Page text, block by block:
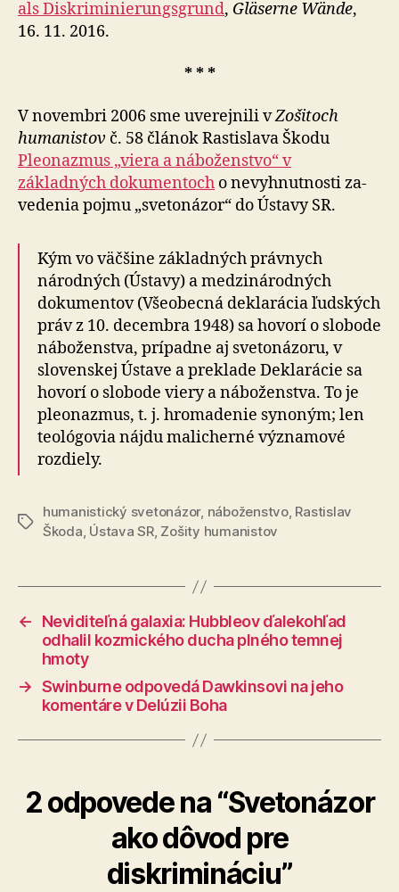
als Diskriminierungsgrund, Gläserne Wände,
16. 11. 2016.
* * *
V novembri 2006 sme uverejnili vZošitoch
humanistov č. 58 článok Rastislava Škodu
Pleonazmus „viera a ná­bo­žen­stvo“ v
základných dokumentoch o nevyhnutnosti za­
ve­de­nia pojmu „svetonázor“ do Ústavy SR.
Kým vo väčšine základných právnych
národných (Ústavy) a medzinárodných
dokumentov (Všeobecná deklarácia ľudských
práv z 10. decembra 1948) sa ho­vo­rí o slobode
náboženstva, prí­pad­ne aj sve­to­ná­zo­ru, v
slovenskej Ústave a preklade Deklarácie sa
hovorí o slobode viery a náboženstva. To je
pleonazmus, t. j. hromadenie synoným; len
teológovia nájdu malicherné významové
rozdiely.
Značky
humanistický svetonázor, náboženstvo, Rastislav
Škoda, Ústava SR, Zošity humanistov
←
Neviditeľná galaxia: Hubbleov ďalekohľad
odhalil kozmického ducha plného temnej
hmoty
→ Swinburne odpovedá Dawkinsovi na jeho
komentáre v Delúzii Boha
2 odpovede na “Svetonázor
ako dôvod pre
diskrimináciu”